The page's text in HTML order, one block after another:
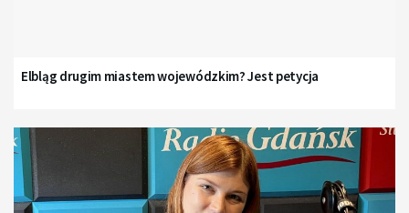
Elbląg drugim miastem wojewódzkim? Jest petycja